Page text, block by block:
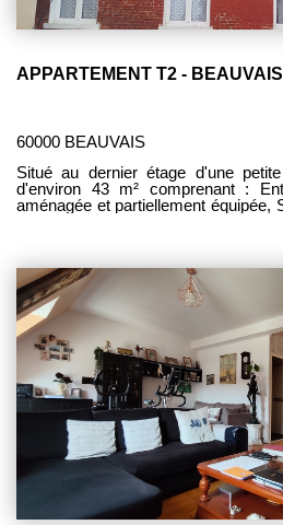
60000 BEAUVAIS
Situé au dernier étage d'une
d'environ 43 m² comprenant :
aménagée et partiellement équipée,